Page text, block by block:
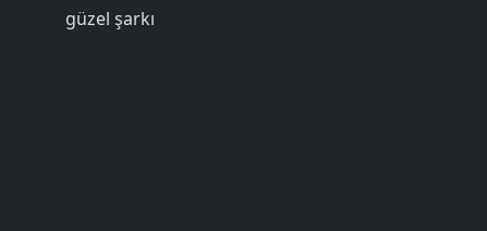
güzel şarkı